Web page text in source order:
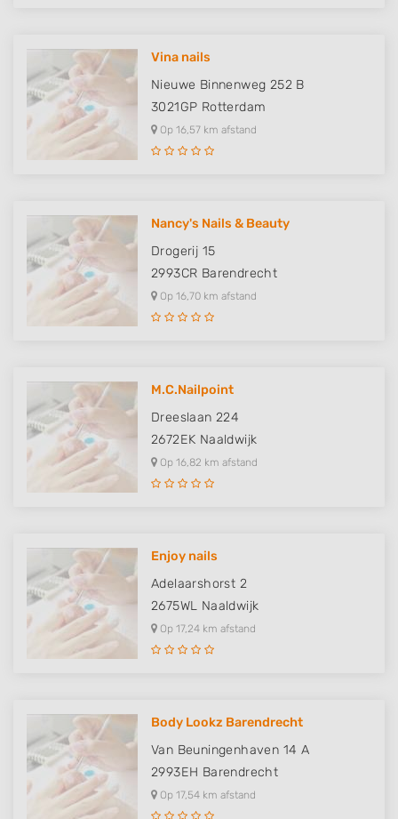
Vina nails
Nieuwe Binnenweg 252 B
3021GP Rotterdam
Op 16,57 km afstand
Nancy's Nails & Beauty
Drogerij 15
2993CR Barendrecht
Op 16,70 km afstand
M.C.Nailpoint
Dreeslaan 224
2672EK Naaldwijk
Op 16,82 km afstand
Enjoy nails
Adelaarshorst 2
2675WL Naaldwijk
Op 17,24 km afstand
Body Lookz Barendrecht
Van Beuningenhaven 14 A
2993EH Barendrecht
Op 17,54 km afstand